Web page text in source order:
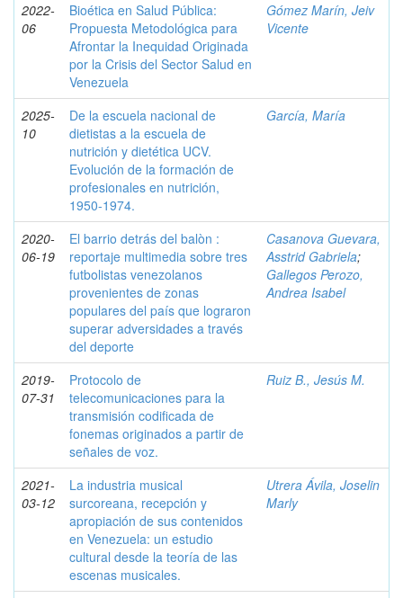
2022-
06
Bioética en Salud Pública:
Propuesta Metodológica para
Afrontar la Inequidad Originada
por la Crisis del Sector Salud en
Venezuela
Gómez Marín, Jeiv
Vicente
2025-
10
De la escuela nacional de
dietistas a la escuela de
nutrición y dietética UCV.
Evolución de la formación de
profesionales en nutrición,
1950-1974.
García, María
2020-
06-19
El barrio detrás del balòn :
reportaje multimedia sobre tres
futbolistas venezolanos
provenientes de zonas
populares del país que lograron
superar adversidades a través
del deporte
Casanova Guevara,
Asstrid Gabriela;
Gallegos Perozo,
Andrea Isabel
2019-
07-31
Protocolo de
telecomunicaciones para la
transmisión codificada de
fonemas originados a partir de
señales de voz.
Ruiz B., Jesús M.
2021-
03-12
La industria musical
surcoreana, recepción y
apropiación de sus contenidos
en Venezuela: un estudio
cultural desde la teoría de las
escenas musicales.
Utrera Ávila, Joselin
Marly